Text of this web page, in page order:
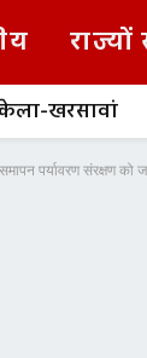
राज्यों
खरसावां
समापन पर्यावरण